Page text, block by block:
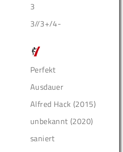
3
3//3+/4-
Perfekt
Ausdauer
Alfred Hack (2015)
unbekannt (2020)
saniert